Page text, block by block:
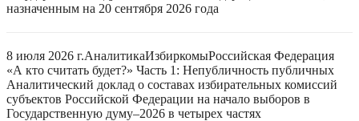
назначенным на 20 сентября 2026 года
8 июля 2026 г.АналитикаИзбиркомыРоссийская Федерация
«А кто считать будет?» Часть 1: Непубличность публичных
Аналитический доклад о составах избирательных комиссий
субъектов Российской Федерации на начало выборов в
Государственную думу–2026 в четырех частях